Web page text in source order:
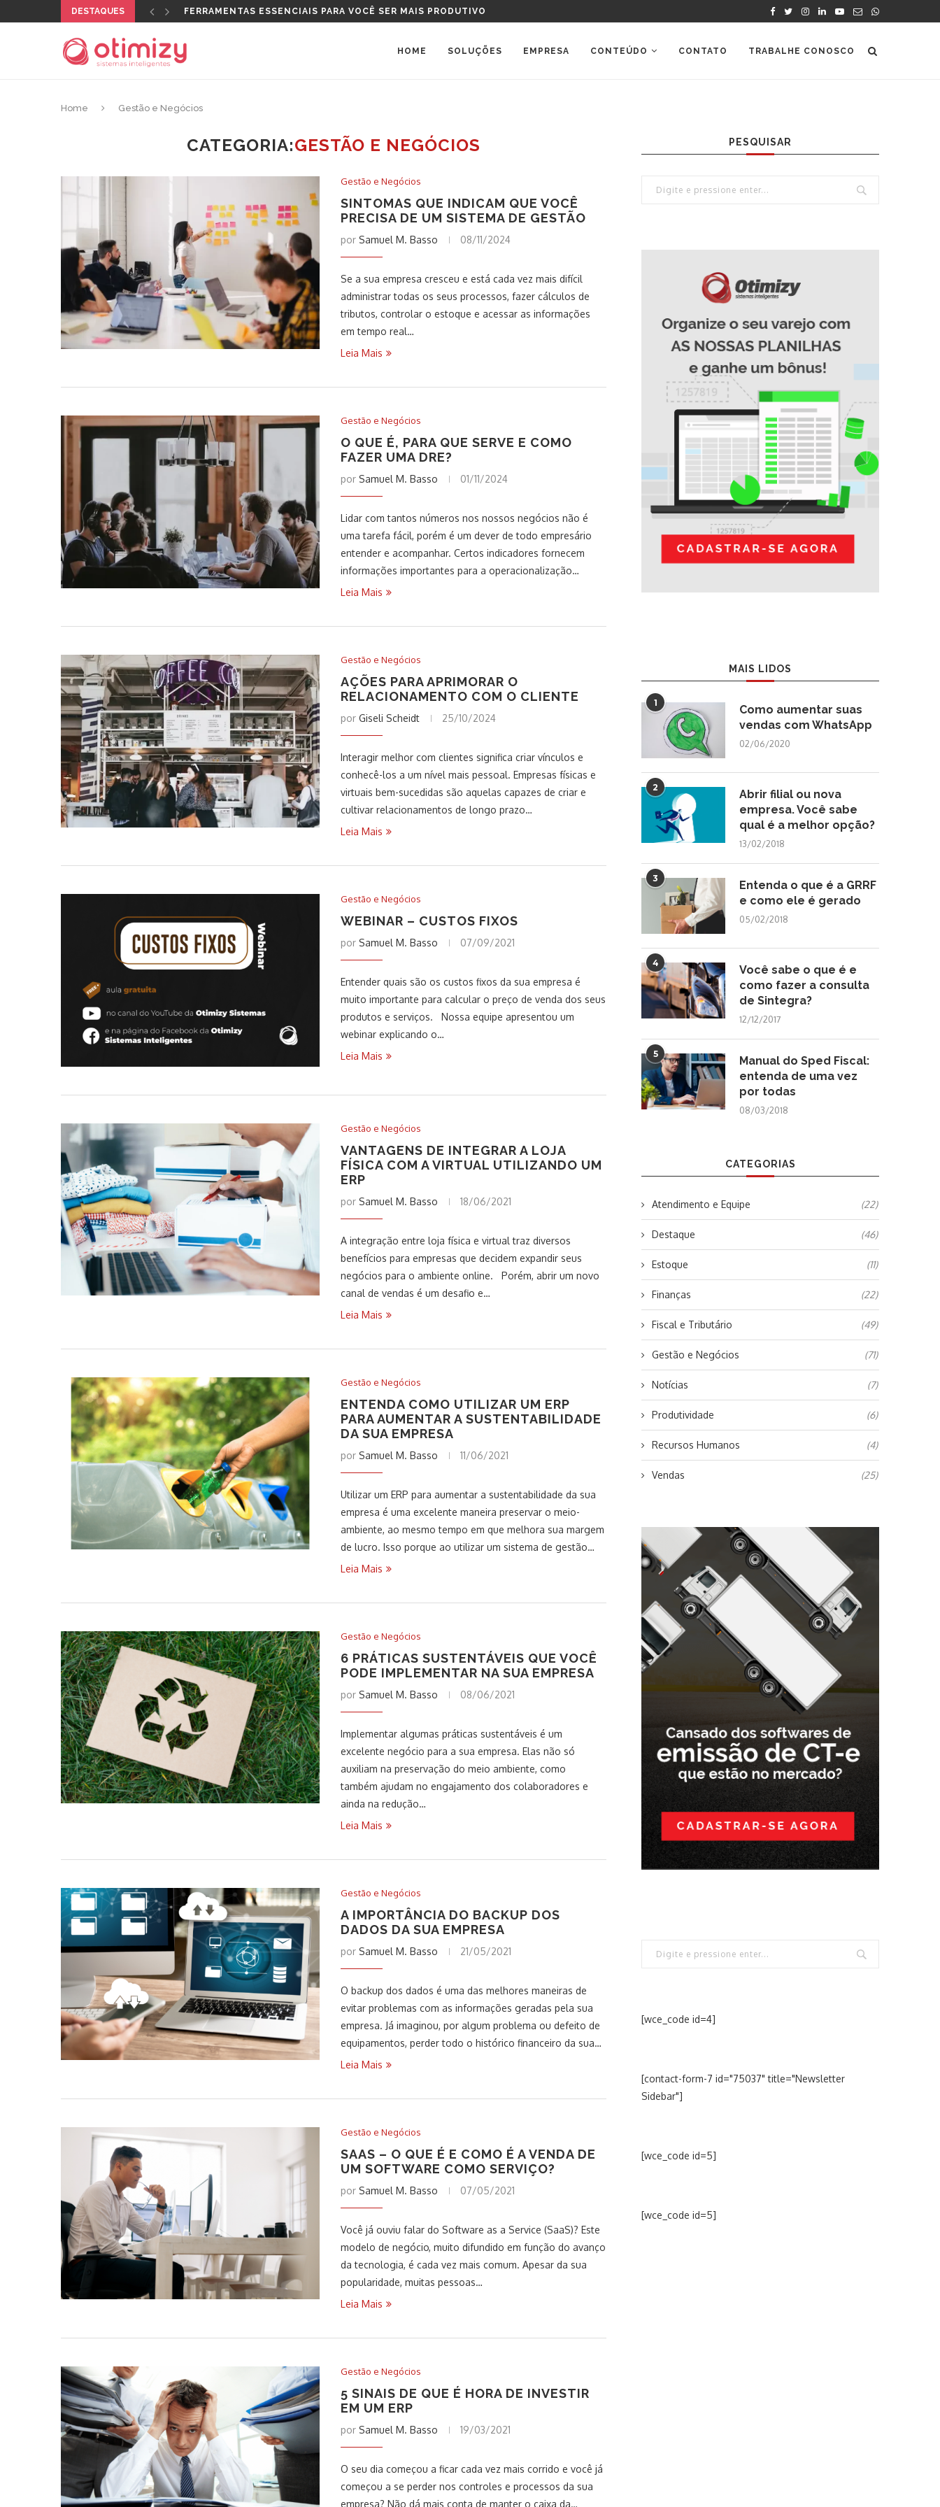
DESTAQUES QUAL CERTIFICADO DIGITAL DEVO COMPRAR?
HOME SOLUÇÕES EMPRESA CONTEÚDO CONTATO TRABALHE CONOSCO
Home Gestão e Negócios
CATEGORIA:GESTÃO E NEGÓCIOS
Gestão e Negócios
SINTOMAS QUE INDICAM QUE VOCÊ
PRECISA DE UM SISTEMA DE GESTÃO
por Samuel M. Basso 08/11/2024
Se a sua empresa cresceu e está cada vez mais difícil
administrar todas os seus processos, fazer cálculos de
tributos, controlar o estoque e acessar as informações
em tempo real…
Leia Mais
Gestão e Negócios
O QUE É, PARA QUE SERVE E COMO
FAZER UMA DRE?
por Samuel M. Basso 01/11/2024
Lidar com tantos números nos nossos negócios não é
uma tarefa fácil, porém é um dever de todo empresário
entender e acompanhar. Certos indicadores fornecem
informações importantes para a operacionalização…
Leia Mais
Gestão e Negócios
AÇÕES PARA APRIMORAR O
RELACIONAMENTO COM O CLIENTE
por Giseli Scheidt 25/10/2024
Interagir melhor com clientes significa criar vínculos e
conhecê-los a um nível mais pessoal. Empresas físicas e
virtuais bem-sucedidas são aquelas capazes de criar e
cultivar relacionamentos de longo prazo…
Leia Mais
Gestão e Negócios
WEBINAR – CUSTOS FIXOS
por Samuel M. Basso 07/09/2021
Entender quais são os custos fixos da sua empresa é
muito importante para calcular o preço de venda dos seus
produtos e serviços. Nossa equipe apresentou um
webinar explicando o…
Leia Mais
Gestão e Negócios
VANTAGENS DE INTEGRAR A LOJA
FÍSICA COM A VIRTUAL UTILIZANDO UM
ERP
por Samuel M. Basso 18/06/2021
A integração entre loja física e virtual traz diversos
benefícios para empresas que decidem expandir seus
negócios para o ambiente online. Porém, abrir um novo
canal de vendas é um desafio e…
Leia Mais
Gestão e Negócios
ENTENDA COMO UTILIZAR UM ERP
PARA AUMENTAR A SUSTENTABILIDADE
DA SUA EMPRESA
por Samuel M. Basso 11/06/2021
Utilizar um ERP para aumentar a sustentabilidade da sua
empresa é uma excelente maneira preservar o meio-
ambiente, ao mesmo tempo em que melhora sua margem
de lucro. Isso porque ao utilizar um sistema de gestão…
Leia Mais
Gestão e Negócios
6 PRÁTICAS SUSTENTÁVEIS QUE VOCÊ
PODE IMPLEMENTAR NA SUA EMPRESA
por Samuel M. Basso 08/06/2021
Implementar algumas práticas sustentáveis é um
excelente negócio para a sua empresa. Elas não só
auxiliam na preservação do meio ambiente, como
também ajudam no engajamento dos colaboradores e
ainda na redução…
Leia Mais
Gestão e Negócios
A IMPORTÂNCIA DO BACKUP DOS
DADOS DA SUA EMPRESA
por Samuel M. Basso 21/05/2021
O backup dos dados é uma das melhores maneiras de
evitar problemas com as informações geradas pela sua
empresa. Já imaginou, por algum problema ou defeito de
equipamentos, perder todo o histórico financeiro da sua…
Leia Mais
Gestão e Negócios
SAAS – O QUE É E COMO É A VENDA DE
UM SOFTWARE COMO SERVIÇO?
por Samuel M. Basso 07/05/2021
Você já ouviu falar do Software as a Service (SaaS)? Este
modelo de negócio, muito difundido em função do avanço
da tecnologia, é cada vez mais comum. Apesar da sua
popularidade, muitas pessoas…
Leia Mais
Gestão e Negócios
5 SINAIS DE QUE É HORA DE INVESTIR
EM UM ERP
por Samuel M. Basso 19/03/2021
O seu dia começou a ficar cada vez mais corrido e você já
começou a se perder nos controles e processos da sua
empresa? Não dá mais conta de manter o caixa da…
PESQUISAR
MAIS LIDOS
1
Como aumentar suas
vendas com WhatsApp
02/06/2020
2
Abrir filial ou nova
empresa. Você sabe
qual é a melhor opção?
13/02/2018
3
Entenda o que é a GRRF
e como ele é gerado
05/02/2018
4
Você sabe o que é e
como fazer a consulta
de Sintegra?
12/12/2017
5
Manual do Sped Fiscal:
entenda de uma vez
por todas
08/03/2018
CATEGORIAS
Atendimento e Equipe (22)
Destaque (46)
Estoque (11)
Finanças (22)
Fiscal e Tributário (49)
Gestão e Negócios (71)
Notícias (7)
Produtividade (6)
Recursos Humanos (4)
Vendas (25)
[wce_code id=4]
[contact-form-7 id="75037" title="Newsletter
Sidebar"]
[wce_code id=5]
[wce_code id=5]